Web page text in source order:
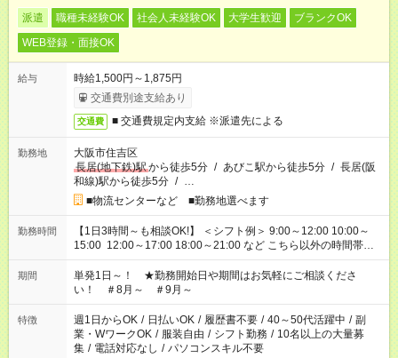
派遣 職種未経験OK 社会人未経験OK 大学生歓迎
ブランクOK
WEB登録・面接OK
給与
時給1,500円～1,875円
交通費別途支給あり
交通費 ■ 交通費規定内支給 ※派遣先による
勤務地
大阪市住吉区
長居(地下鉄)駅から徒歩5分 / あびこ駅から徒歩5分 / 長居(阪
和線)駅から徒歩5分 / …
■物流センターなど ■勤務地選べます
勤務時間
【1日3時間～も相談OK!】 ＜シフト例＞ 9:00～12:00 10:00～
15:00 12:00～17:00 18:00～21:00 など こちら以外の時間帯も
お気軽にご相談ください！
期間
単発1日～！ ★勤務開始日や期間はお気軽にご相談くださ
い！ ＃8月～ ＃9月～
特徴 週1日からOK / 日払いOK / 履歴書不要 / 40～50代活躍中 / 副
業・WワークOK / 服装自由 / シフト勤務 / 10名以上の大量募
集 / 電話対応なし / パソコンスキル不要